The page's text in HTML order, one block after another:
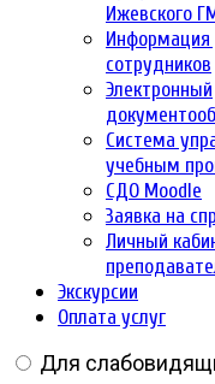
Ижевского
Информация
сотрудников
Электронный
Система
учебным
СДО Moodle
Заявка на
Личный
Экскурсии
Оплата услуг
Для